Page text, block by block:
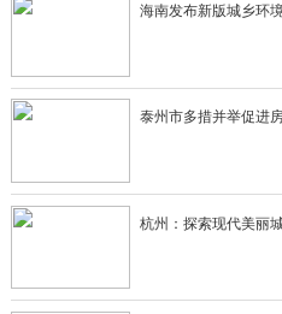
海南发布新版城乡环
泰州市多措并举促进
杭州：探索现代美丽